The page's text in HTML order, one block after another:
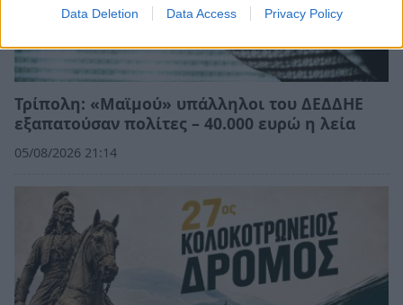
Data Deletion Data Access Privacy Policy
Τρίπολη: «Μαϊμού» υπάλληλοι του ΔΕΔΔΗΕ
εξαπατούσαν πολίτες – 40.000 ευρώ η λεία
05/08/2026 21:14